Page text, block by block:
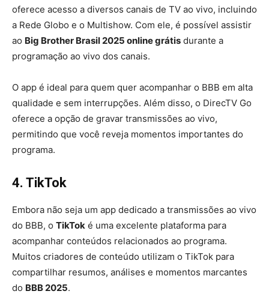
oferece acesso a diversos canais de TV ao vivo, incluindo
a Rede Globo e o Multishow. Com ele, é possível assistir
ao Big Brother Brasil 2025 online grátis durante a
programação ao vivo dos canais.
O app é ideal para quem quer acompanhar o BBB em alta
qualidade e sem interrupções. Além disso, o DirecTV Go
oferece a opção de gravar transmissões ao vivo,
permitindo que você reveja momentos importantes do
programa.
4. TikTok
Embora não seja um app dedicado a transmissões ao vivo
do BBB, o TikTok é uma excelente plataforma para
acompanhar conteúdos relacionados ao programa.
Muitos criadores de conteúdo utilizam o TikTok para
compartilhar resumos, análises e momentos marcantes
do BBB 2025.